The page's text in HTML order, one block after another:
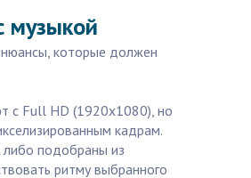
музыкой
которые должен
с Full HD (1920x1080), но
кадрам.
либо подобраны из
ритму выбранного